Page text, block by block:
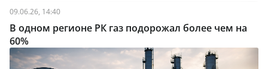
09.06.26, 14:40
В одном регионе РК газ подорожал более чем на
60%